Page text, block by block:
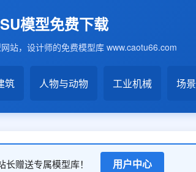
模型免费下载
站，设计师的免费模型库 www.caotu66.com
筑 人物与动物 工业机械 场景
赠送专属模型库！ 用户中心